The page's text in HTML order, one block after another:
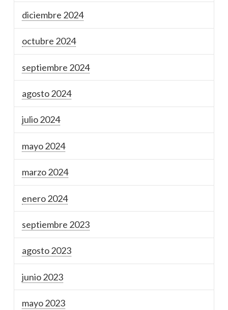
diciembre 2024
octubre 2024
septiembre 2024
agosto 2024
julio 2024
mayo 2024
marzo 2024
enero 2024
septiembre 2023
agosto 2023
junio 2023
mayo 2023